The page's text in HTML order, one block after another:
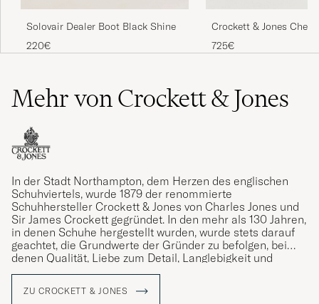
Solovair Dealer Boot Black Shine
220€
Crockett & Jones
Brown Wax Calf
725€
Mehr von Crockett & Jones
In der Stadt Northampton, dem Herzen des englischen
Schuhviertels, wurde 1879 der renommierte
Schuhhersteller Crockett & Jones von Charles Jones und
Sir James Crockett gegründet. In den mehr als 130 Jahren,
in denen Schuhe hergestellt wurden, wurde stets darauf
geachtet, die Grundwerte der Gründer zu befolgen, bei
denen Qualität, Liebe zum Detail, Langlebigkeit und
verwaltet.
ZU CROCKETT & JONES